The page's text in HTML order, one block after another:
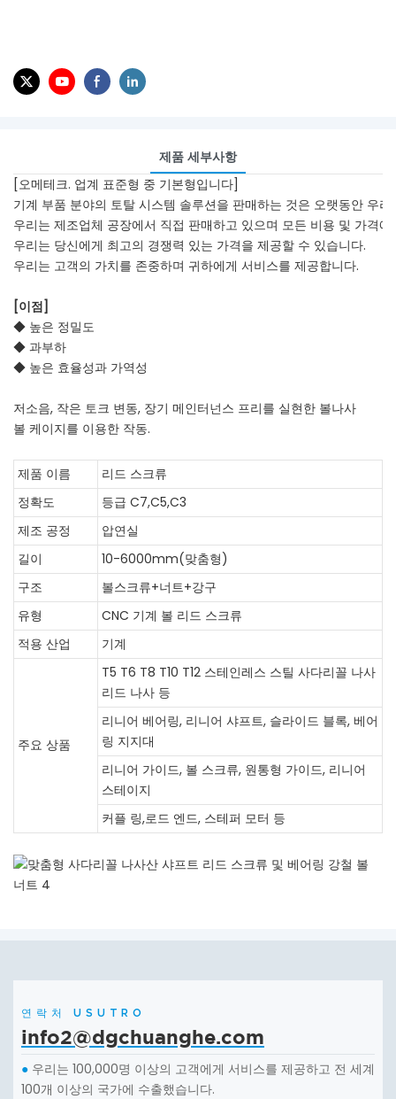
제품 세부사항
[오메테크. 업계 표준형 중 기본형입니다]
기계 부품 분야의 토탈 시스템 솔루션을 판매하는 것은 오랫동안 우
우리는 제조업체 공장에서 직접 판매하고 있으며 모든 비용 및 가격
우리는 당신에게 최고의 경쟁력 있는 가격을 제공할 수 있습니다.
우리는 고객의 가치를 존중하며 귀하에게 서비스를 제공합니다.
[이점]
◆ 높은 정밀도
◆ 과부하
◆ 높은 효율성과 가역성
저소음, 작은 토크 변동, 장기 메인터넌스 프리를 실현한 볼나사
볼 케이지를 이용한 작동.
제품 이름
리드 스크류
정확도
등급 C7,C5,C3
제조 공정
압연실
길이
10-6000mm(맞춤형)
구조
볼스크류+너트+강구
유형
CNC 기계 볼 리드 스크류
적용 산업
기계
주요 상품
T5 T6 T8 T10 T12 스테인레스 스틸 사다리꼴 나사
리드 나사 등
리니어 베어링, 리니어 샤프트, 슬라이드 블록, 베어
링 지지대
리니어 가이드, 볼 스크류, 원통형 가이드, 리니어
스테이지
커플 링,로드 엔드, 스테퍼 모터 등
연락처 USUTRO
info2@dgchuanghe.com
● 우리는 100,000명 이상의 고객에게 서비스를 제공하고 전 세계
100개 이상의 국가에 수출했습니다.